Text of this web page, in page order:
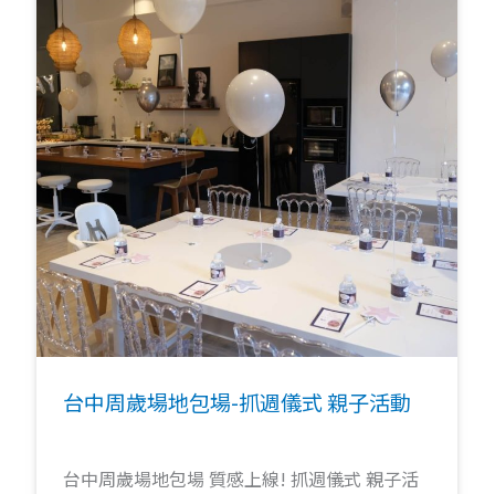
台中周歲場地包場-抓週儀式 親子活動
台中周歲場地包場 質感上線! 抓週儀式 親子活